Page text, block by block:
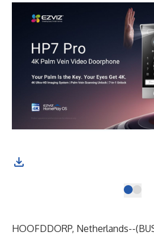
HOOFDDORP, Netherlands--(